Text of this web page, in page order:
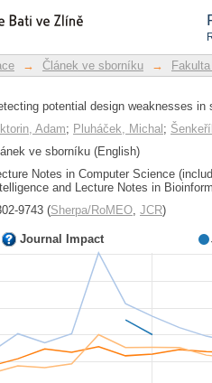
design
→ Článek ve sborníku →
potential design weaknesses
Adam; Pluháček, Michal ;
ve sborníku (English)
Notes in Computer Science
and Lecture Notes in
9743 (Sherpa/RoMEO, JCR)
Journal Impact